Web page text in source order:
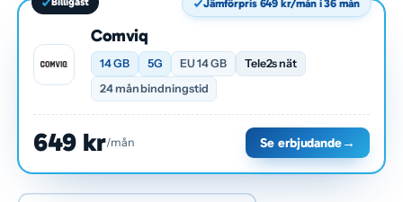
Comviq
14 GB 5G EU 14 GB
Tele2s nät
24 mån bindningstid
Jämförpris 649 kr/mån i 36 mån
649 kr/mån Se erbjudande→